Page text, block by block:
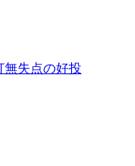
無失点の好投